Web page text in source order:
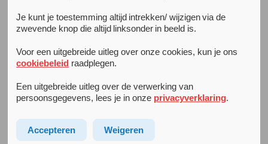
13 april 2021
Informatie over beeldbellen en digitale zorg
Je kunt je toestemming altijd intrekken/ wijzigen via de
zwevende knop die altijd linksonder in beeld is.
Voor een uitgebreide uitleg over onze cookies, kun je ons
cookiebeleid raadplegen.
Een uitgebreide uitleg over de verwerking van
persoonsgegevens, lees je in onze privacyverklaring.
Accepteren Weigeren